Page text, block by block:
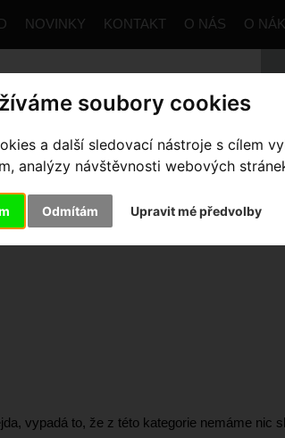
soubory cookies
a další sledovací nástroje s cílem
analýzy návštěvnosti webových
Odmítám Upravit mé předvolby
NOVINKY KONTAKT O NÁS O
Názvu Data
vypadá to, že z této kategorie nemáme nic